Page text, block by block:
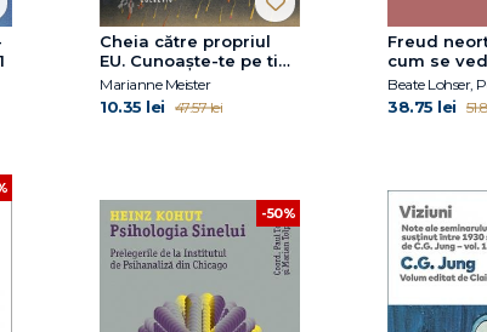
Cheia către propriul
EU. Cunoaște-te pe tine
însuți prin astrologia
psihologică abisală
Marianne Meister
10.35 lei 47.57 lei
Freud
cum se
divan
Beate Lohser,
38.75 lei
-50%